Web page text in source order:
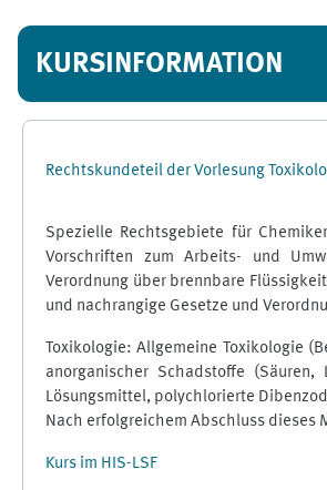
KURSINFORMATION
Rechtskundeteil der Vorlesung
Spezielle Rechtsgebiete für
Vorschriften zum Arbeits- und
Verordnung über brennbare
und nachrangige Gesetze und
Toxikologie: Allgemeine Toxikologie
anorganischer Schadstoffe
Lösungsmittel, polychlorierte
Nach erfolgreichem Abschluss dieses
Kurs im HIS-LSF